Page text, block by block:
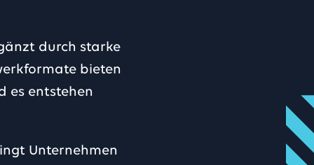
durch starke
bieten
es entstehen
Unternehmen